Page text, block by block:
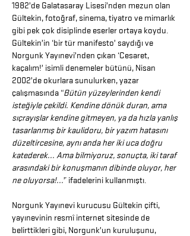
1982’de Galatasaray Lisesi’nden mezun olan
Gültekin, fotoğraf, sinema, tiyatro ve mimarlık
gibi pek çok disiplinde eserler ortaya koydu.
Gültekin’in ‘bir tür manifesto’ saydığı ve
Norgunk Yayınevi’nden çıkan ‘Cesaret,
kaçalım!’ isimli denemeler bütünü, Nisan
2002’de okurlara sunulurken, yazar
çalışmasında “Bütün yüzeylerinden kendi
isteğiyle çekildi. Kendine dönük duran, ama
sıçrayışlar kendine gitmeyen, ya da hızla yanlış
tasarlanmış bir kaulidoru, bir yazım hatasını
düzeltircesine, aynı anda her iki uca doğru
katederek... Ama bilmiyoruz, sonuçta, iki taraf
arasındaki bir konuşmanın dibinde oluyor, her
ne oluyorsa!...” ifadelerini kullanmıştı.
Norgunk Yayınevi kurucusu Gültekin çifti,
yayınevinin resmî internet sitesinde de
belirttikleri gibi, Norgunk’un kuruluşunu,